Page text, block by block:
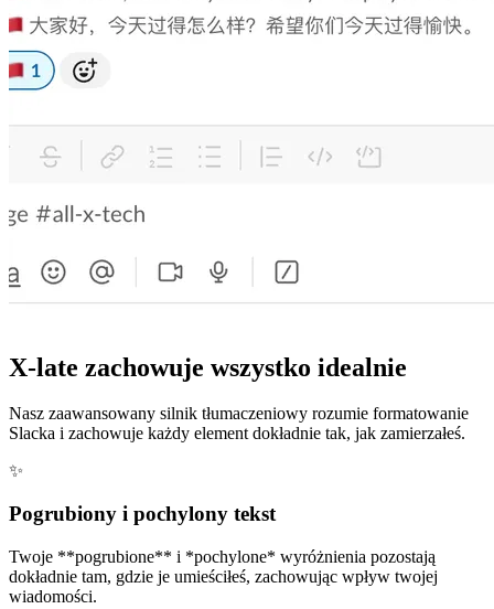
X-late zachowuje wszystko idealnie
Nasz zaawansowany silnik tłumaczeniowy rozumie formatowanie
Slacka i zachowuje każdy element dokładnie tak, jak zamierzałeś.
✨
Pogrubiony i pochylony tekst
Twoje **pogrubione** i *pochylone* wyróżnienia pozostają
dokładnie tam, gdzie je umieściłeś, zachowując wpływ twojej
wiadomości.